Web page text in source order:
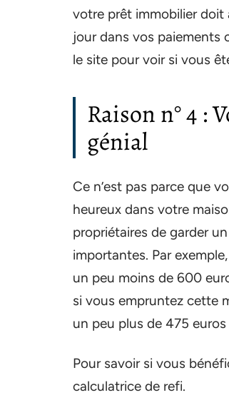
votre prêt immobilier doit
jour dans vos paiements
le site pour voir si vous
Raison n° 4 :
génial
Ce n’est pas parce que
heureux dans votre
propriétaires de garder
importantes. Par
un peu moins de 600
si vous empruntez cette
un peu plus de 475
Pour savoir si vous
calculatrice de refi.